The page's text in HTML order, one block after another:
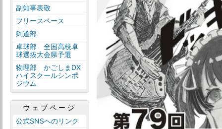
副知事表敬
フリースペース
剣道部
卓球部 全国高校卓
球選抜大会県予選
物理部 かごしまDX
ハイスクールシンポ
ジウム
ウェブページ
公式SNSへのリンク